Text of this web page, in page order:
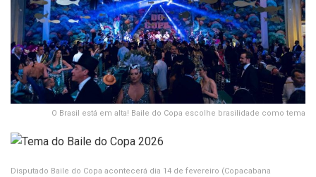
O Brasil está em alta! Baile do Copa escolhe brasilidade como tema
Disputado Baile do Copa acontecerá dia 14 de fevereiro (Copacabana